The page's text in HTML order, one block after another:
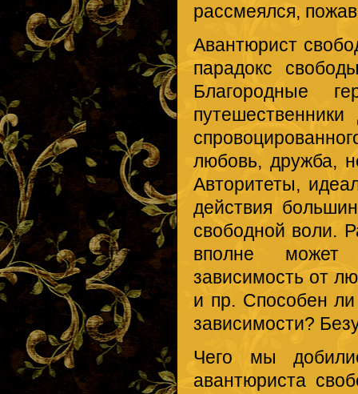
рассмеялся,
Авантюрист
парадокс
Благородные
любовь, дружба,
Авторитеты,
действия
свободной воли.
вполне может
зависимость от
и пр. Способен
зависимости?
Чего мы
авантюриста